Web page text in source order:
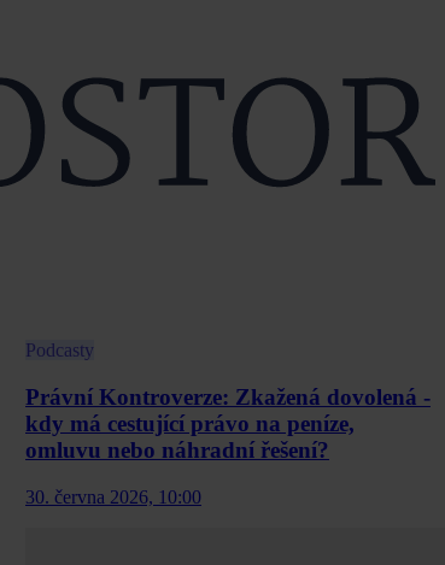
Podcasty
Právní Kontroverze: Zkažená dovolená -
kdy má cestující právo na peníze,
omluvu nebo náhradní řešení?
30. června 2026, 10:00